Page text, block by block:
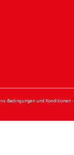
-Bedingungen und Konditionen -